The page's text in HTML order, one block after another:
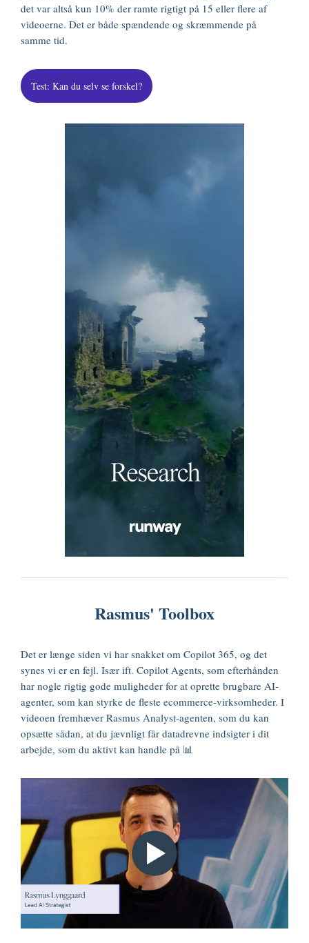
det var altså kun 10% der ramte rigtigt på 15 eller flere af
videoerne. Det er både spændende og skræmmende på
samme tid.
Test: Kan du selv se forskel?
Rasmus' Toolbox
Det er længe siden vi har snakket om Copilot 365, og det
synes vi er en fejl. Især ift. Copilot Agents, som efterhånden
har nogle rigtig gode muligheder for at oprette brugbare AI-
agenter, som kan styrke de fleste ecommerce-virksomheder. I
videoen fremhæver Rasmus Analyst-agenten, som du kan
opsætte sådan, at du jævnligt får datadrevne indsigter i dit
arbejde, som du aktivt kan handle på 📊